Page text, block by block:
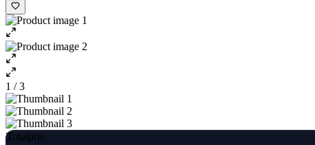
1 / 3
Totalpris